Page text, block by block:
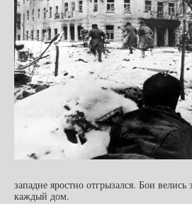
западне яростно отгрызался. Бои
каждый дом.